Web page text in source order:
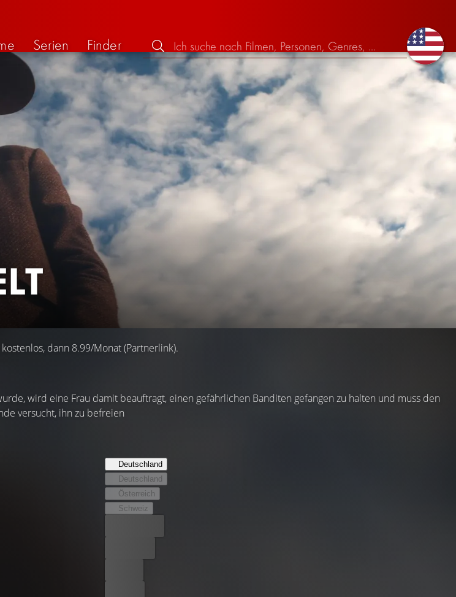
Serien Finder
kostenlos, dann 8.99/Monat (Partnerlink).
wird eine Frau damit beauftragt, einen gefährlichen Banditen gefangen zu halten und muss den
versucht, ihn zu befreien
Deutschland
Deutschland
Österreich
Schweiz